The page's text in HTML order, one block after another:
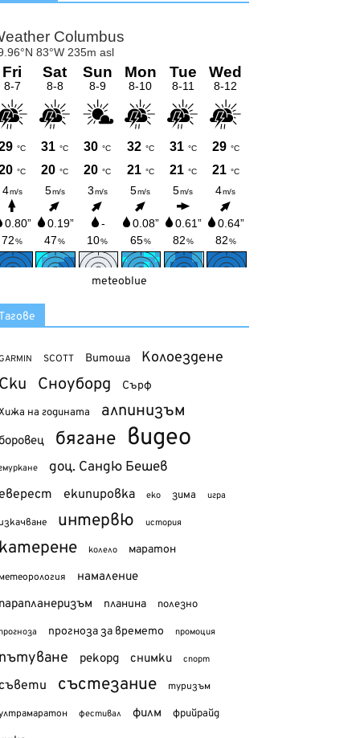
meteoblue
SCOTT Витоша Колоездене
Сноуборд Сърф
на годината алпинизъм
бягане видео
доц. Сандю Бешев
екипировка еко зима игра
интервю история
колело маратон
намаление
планина полезно
прогноза за времето промоция
рекорд снимки спорт
състезание туризъм
фестивал филм фрийрайд